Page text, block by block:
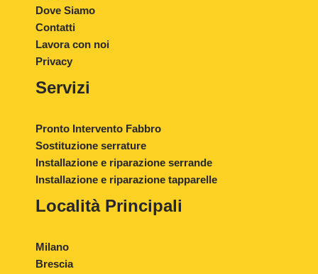
Dove Siamo
Contatti
Lavora con noi
Privacy
Servizi
Pronto Intervento Fabbro
Sostituzione serrature
Installazione e riparazione serrande
Installazione e riparazione tapparelle
Località Principali
Milano
Brescia